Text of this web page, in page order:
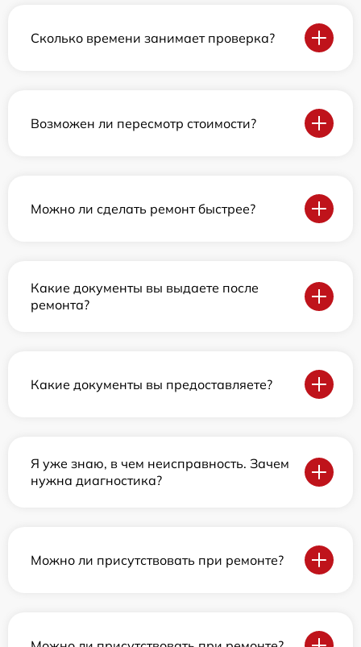
Сколько времени занимает проверка?
Возможен ли пересмотр стоимости?
Можно ли сделать ремонт быстрее?
Какие документы вы выдаете после
ремонта?
Какие документы вы предоставляете?
Я уже знаю, в чем неисправность. Зачем
нужна диагностика?
Можно ли присутствовать при ремонте?